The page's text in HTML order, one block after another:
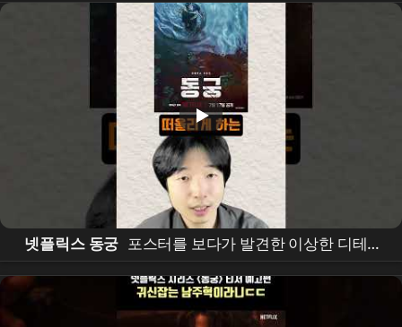
넷플릭스 동궁 포스터를 보다가 발견한 이상한 디테일
들 #틱톡앰배서더 # 동궁 #theeastpalace #netflixkr
# 넷플릭스